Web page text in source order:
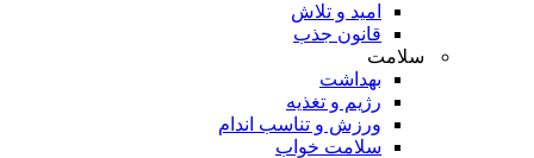
امید و تلاش
قانون جذب
سلامت
بهداشت
رژیم و تغذیه
ورزش و تناسب اندام
سلامت خواب